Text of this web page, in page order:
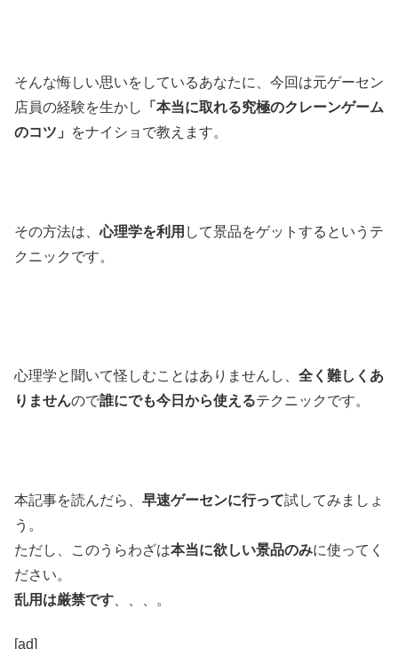
そんな悔しい思いをしているあなたに、今回は元ゲーセン
店員の経験を生かし
「本当に取れる究極のクレーンゲーム
のコツ」
をナイショで教えます。
その方法は、心理学を利用 して景品をゲットするというテ
クニックです。
心理学と聞いて怪しむことはありませんし、 全く難しくあ
りませんので誰にでも今日から使えるテクニックです。
本記事を読んだら、 早速ゲーセンに行って試してみましょ
う。
ただし、このうらわざは本当に欲しい景品のみに使ってく
ださい。
乱用は厳禁です 、、、。
[ad]